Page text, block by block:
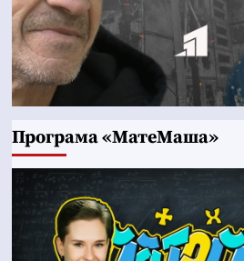
Програма «МатеМаша»